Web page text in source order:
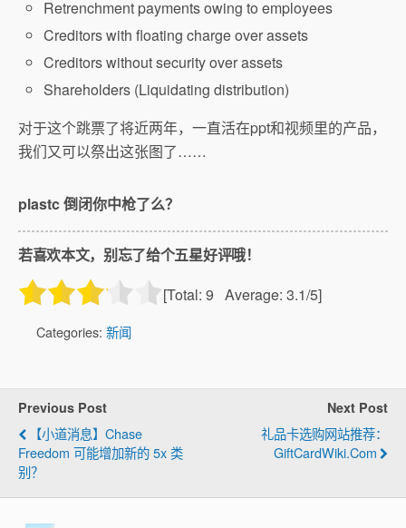
Retrenchment payments owing to employees
Creditors with floating charge over assets
Creditors without security over assets
Shareholders (Liquidating distribution)
对于这个跳票了将近两年，一直活在ppt和视频里的产品，
我们又可以祭出这张图了……
plastc 倒闭你中枪了么？
若喜欢本文，别忘了给个五星好评哦！
[Total: 9 Average: 3.1/5]
Categories: 新闻
Previous Post
【小道消息】Chase
Freedom 可能增加新的 5x 类
别？
Next Post
礼品卡选购网站推荐：
GiftCardWiki.com